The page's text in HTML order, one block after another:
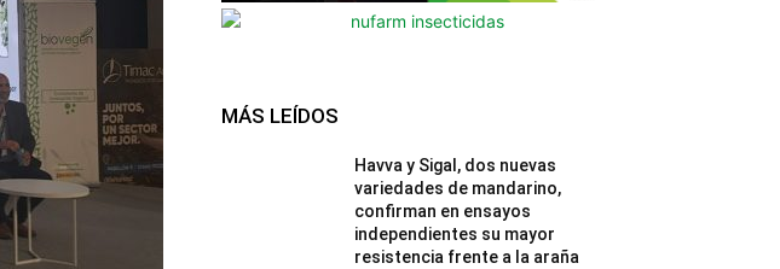
MÁS LEÍDOS
Havva y Sigal, dos nuevas
variedades de mandarino,
confirman en ensayos
independientes su mayor
resistencia frente a la araña